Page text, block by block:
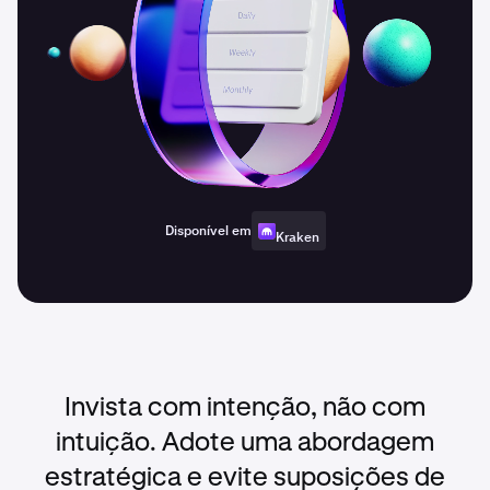
Disponível em Kraken
Invista com intenção, não com
intuição. Adote uma abordagem
estratégica e evite suposições de